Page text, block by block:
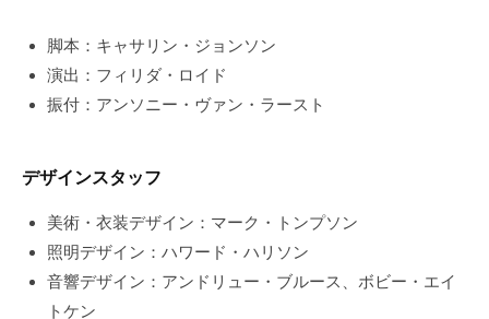
脚本：キャサリン・ジョンソン
演出：フィリダ・ロイド
振付：アンソニー・ヴァン・ラースト
デザインスタッフ
美術・衣装デザイン：マーク・トンプソン
照明デザイン：ハワード・ハリソン
音響デザイン：アンドリュー・ブルース、ボビー・エイ
トケン